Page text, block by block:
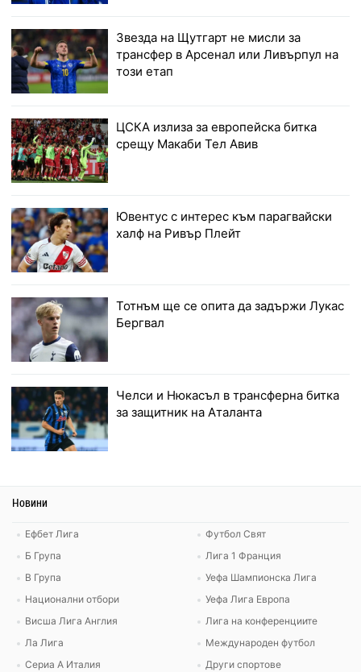
Звезда на Щутгарт не мисли за
трансфер в Арсенал или Ливърпул на
този етап
ЦСКА излиза за европейска битка
срещу Макаби Тел Авив
Ювентус с интерес към парагвайски
халф на Ривър Плейт
Тотнъм ще се опита да задържи Лукас
Бергвал
Челси и Нюкасъл в трансферна битка
за защитник на Аталанта
Новини
Ефбет Лига
Б Група
В Група
Национални отбори
Висша Лига Англия
Ла Лига
Сериа А Италия
Футбол Свят
Лига 1 Франция
Уефа Шампионска Лига
Уефа Лига Европа
Лига на конференциите
Международен футбол
Други спортове